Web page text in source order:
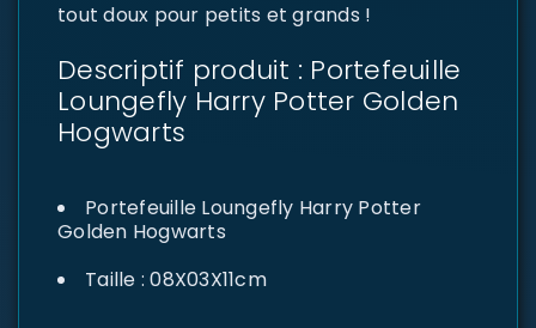
tout doux pour petits et grands !
Descriptif produit : Portefeuille
Loungefly Harry Potter Golden
Hogwarts
Portefeuille Loungefly Harry Potter
Golden Hogwarts
Taille : 08X03X11cm